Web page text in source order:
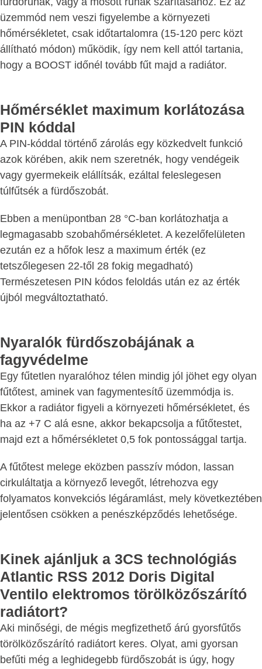
üzemmód nem veszi figyelembe a környezeti
hőmérsékletet, csak időtartalomra (15-120 perc közt
állítható módon) működik, így nem kell attól tartania,
hogy a BOOST időnél tovább fűt majd a radiátor.
Hőmérséklet maximum korlátozása
PIN kóddal
A PIN-kóddal történő zárolás egy közkedvelt funkció
azok körében, akik nem szeretnék, hogy vendégeik
vagy gyermekeik elállítsák, ezáltal feleslegesen
túlfűtsék a fürdőszobát.
Ebben a menüpontban 28 °C-ban korlátozhatja a
legmagasabb szobahőmérsékletet. A kezelőfelületen
ezután ez a hőfok lesz a maximum érték (ez
tetszőlegesen 22-től 28 fokig megadható)
Természetesen PIN kódos feloldás után ez az érték
újból megváltoztatható.
Nyaralók fürdőszobájának a
fagyvédelme
Egy fűtetlen nyaralóhoz télen mindig jól jöhet egy olyan
fűtőtest, aminek van fagymentesítő üzemmódja is.
Ekkor a radiátor figyeli a környezeti hőmérsékletet, és
ha az +7 C alá esne, akkor bekapcsolja a fűtőtestet,
majd ezt a hőmérsékletet 0,5 fok pontossággal tartja.
A fűtőtest melege eközben passzív módon, lassan
cirkuláltatja a környező levegőt, létrehozva egy
folyamatos konvekciós légáramlást, mely következtében
jelentősen csökken a penészképződés lehetősége.
Kinek ajánljuk a 3CS technológiás
Atlantic RSS 2012 Doris Digital
Ventilo elektromos törölközőszárító
radiátort?
Aki minőségi, de mégis megfizethető árú gyorsfűtős
törölközőszárító radiátort keres. Olyat, ami gyorsan
befűti még a leghidegebb fürdőszobát is úgy, hogy